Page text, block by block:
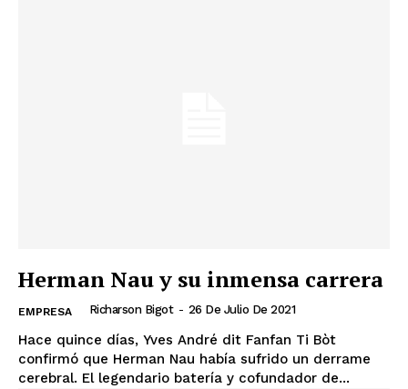
Herman Nau y su inmensa carrera
EMPRESA Richarson Bigot - 26 De Julio De 2021
Hace quince días, Yves André dit Fanfan Ti Bòt
confirmó que Herman Nau había sufrido un derrame
cerebral. El legendario batería y cofundador de...